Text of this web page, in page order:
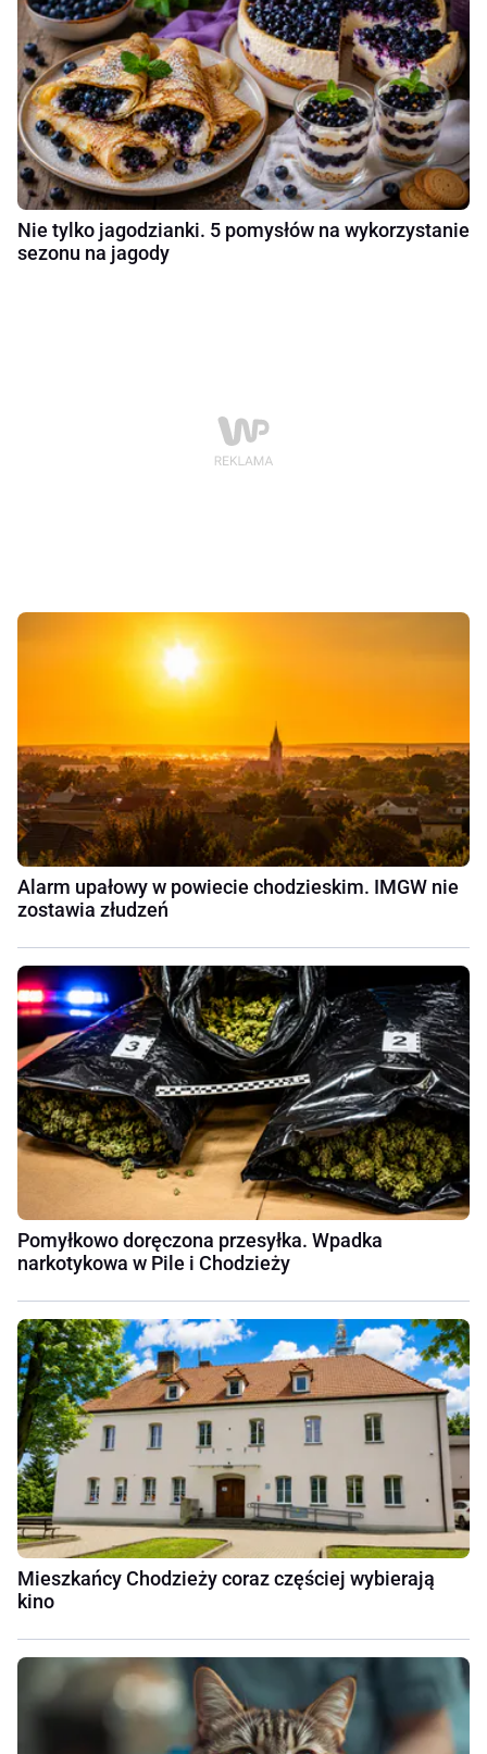
Nie tylko jagodzianki. 5 pomysłów na wykorzystanie
sezonu na jagody
Alarm upałowy w powiecie chodzieskim. IMGW nie
zostawia złudzeń
Pomyłkowo doręczona przesyłka. Wpadka
narkotykowa w Pile i Chodzieży
Mieszkańcy Chodzieży coraz częściej wybierają
kino